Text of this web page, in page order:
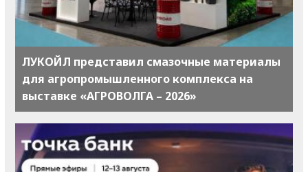
ЛУКОЙЛ представил смазочные материалы
для агропромышленного комплекса на
выставке «АГРОВОЛГА – 2026»